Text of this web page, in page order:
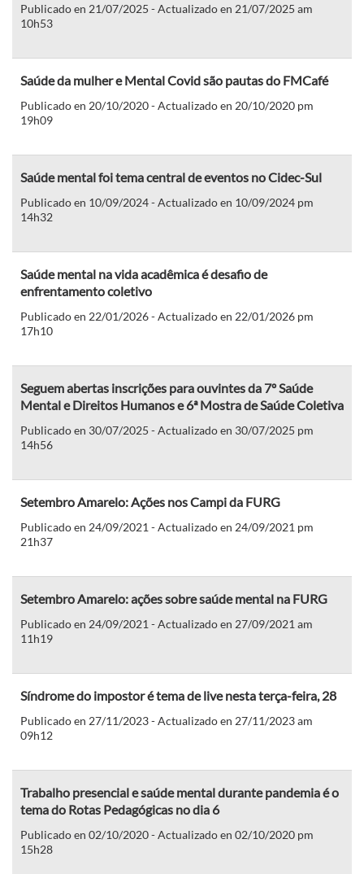
Publicado en 21/07/2025 - Actualizado en 21/07/2025 am
10h53
Saúde da mulher e Mental Covid são pautas do FMCafé
Publicado en 20/10/2020 - Actualizado en 20/10/2020 pm
19h09
Saúde mental foi tema central de eventos no Cidec-Sul
Publicado en 10/09/2024 - Actualizado en 10/09/2024 pm
14h32
Saúde mental na vida acadêmica é desafio de
enfrentamento coletivo
Publicado en 22/01/2026 - Actualizado en 22/01/2026 pm
17h10
Seguem abertas inscrições para ouvintes da 7º Saúde
Mental e Direitos Humanos e 6ª Mostra de Saúde Coletiva
Publicado en 30/07/2025 - Actualizado en 30/07/2025 pm
14h56
Setembro Amarelo: Ações nos Campi da FURG
Publicado en 24/09/2021 - Actualizado en 24/09/2021 pm
21h37
Setembro Amarelo: ações sobre saúde mental na FURG
Publicado en 24/09/2021 - Actualizado en 27/09/2021 am
11h19
Síndrome do impostor é tema de live nesta terça-feira, 28
Publicado en 27/11/2023 - Actualizado en 27/11/2023 am
09h12
Trabalho presencial e saúde mental durante pandemia é o
tema do Rotas Pedagógicas no dia 6
Publicado en 02/10/2020 - Actualizado en 02/10/2020 pm
15h28